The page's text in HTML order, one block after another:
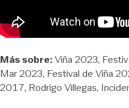
Más sobre:Viña 2023
Mar 2023 Festival de Viña
2017 Rodrigo Villegas